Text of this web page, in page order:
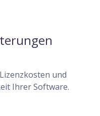
und
Ihrer Software.